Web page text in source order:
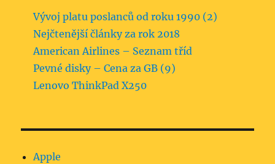
Vývoj platu poslanců od roku 1990 (2)
Nejčtenější články za rok 2018
American Airlines – Seznam tříd
Pevné disky – Cena za GB (9)
Lenovo ThinkPad X250
Apple